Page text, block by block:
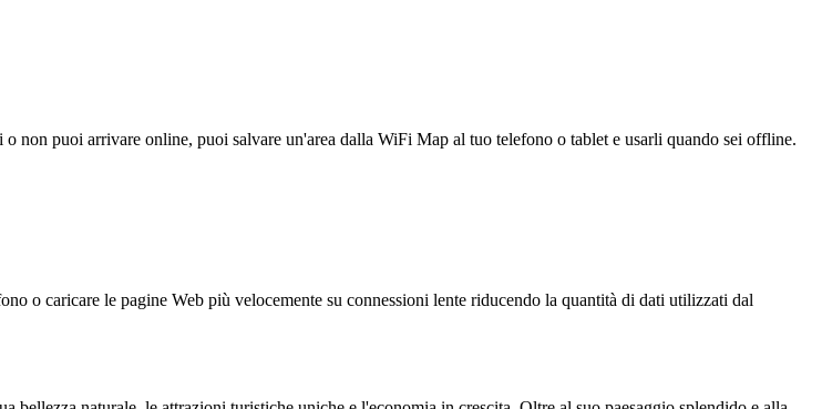
non puoi arrivare online, puoi salvare un'area dalla WiFi Map al tuo telefono o tablet e usarli quando sei offline.
o caricare le pagine Web più velocemente su connessioni lente riducendo la quantità di dati utilizzati dal